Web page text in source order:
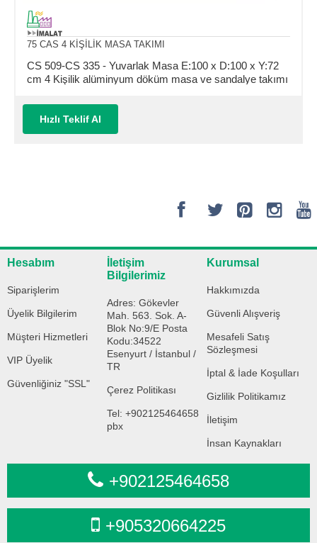
75 CAS 4 KİŞİLİK MASA TAKIMI
CS 509-CS 335 - Yuvarlak Masa E:100 x D:100 x Y:72
cm 4 Kişilik alüminyum döküm masa ve sandalye takımı
Hızlı Teklif Al
Hesabım
Siparişlerim
Üyelik Bilgilerim
Müşteri Hizmetleri
VIP Üyelik
Güvenliğiniz "SSL"
İletişim
Bilgilerimiz
Adres: Gökevler
Mah. 563. Sok. A-
Blok No:9/E Posta
Kodu:34522
Esenyurt / İstanbul /
TR
Çerez Politikası
Tel: +902125464658
pbx
Kurumsal
Hakkımızda
Güvenli Alışveriş
Mesafeli Satış
Sözleşmesi
İptal & İade Koşulları
Gizlilik Politikamız
İletişim
İnsan Kaynakları
+902125464658
+905320664225